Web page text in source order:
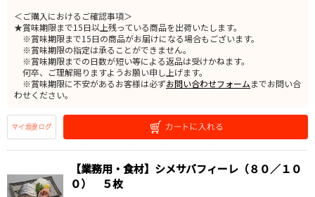
＜ご購入におけるご確認事項＞
★賞味期限まで15日以上残っている商品を出荷いたします。
※賞味期限まで15日の商品がお届けになる場合もございます。
※賞味期限の指定は承ることができません。
※賞味期限までの日数が短い等による返品は受けかねます。
何卒、ご理解賜りますようお願い申し上げます。
※賞味期限に不安があるお客様は必ずお問い合わせフォームまでお問い合
わせください。
【業務用・食材】シメサバフィーレ（８０／１０
０） ５枚